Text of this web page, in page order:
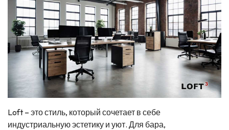
Loft – это стиль, который сочетает в себе
индустриальную эстетику и уют. Для бара,